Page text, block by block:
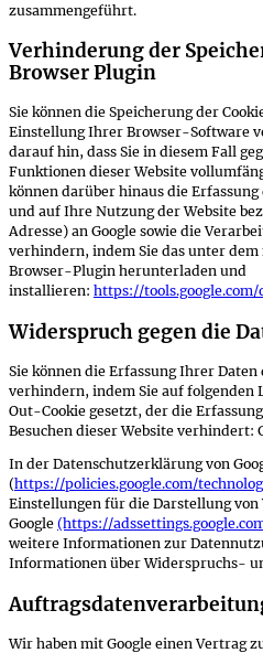
zusammengeführt.
Verhinderung der
Browser Plugin
Sie können die Speicherung der
Einstellung Ihrer Browser-Software
darauf hin, dass Sie in diesem Fall
Funktionen dieser Website
können darüber hinaus die
und auf Ihre Nutzung der Website
Adresse) an Google sowie die
verhindern, indem Sie das unter
Browser-Plugin herunterladen und
installieren: https://
Widerspruch gegen die
Sie können die Erfassung Ihrer Daten
verhindern, indem Sie auf folgenden
Out-Cookie gesetzt, der die
Besuchen dieser Website verhindert:
In der Datenschutzerklärung von
(https://policies.google.com/
Einstellungen für die Darstellung
Google (https://
weitere Informationen zur
Informationen über Widerspruchs-
Wir haben mit Google einen Vertrag